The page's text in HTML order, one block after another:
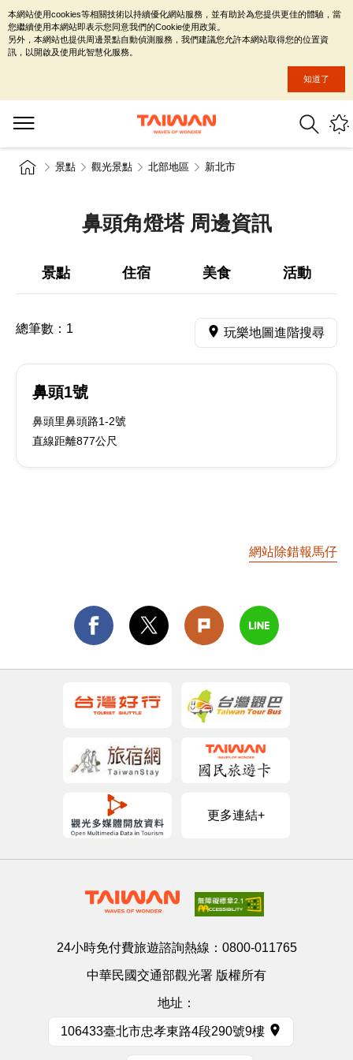
景點 觀光景點 北部地區 新北市
鼻頭角燈塔 周邊資訊
景點 住宿 美食 活動
總筆數： 1 玩樂地圖進階搜尋
鼻頭1號
鼻頭里鼻頭路1-2號
直線距離877公尺
網站除錯報馬仔
更多連結+
24小時免付費旅遊諮詢熱線： 0800-011765
中華民國交通部觀光署 版權所有
地址：
106433臺北市忠孝東路4段290號9樓
本網站使用cookies等相關技術以持續優化網站服務，並有助於為您提供更佳的體驗，當
您繼續使用本網站即表示您同意我們的Cookie使用政策。
另外，本網站也提供周邊景點自動偵測服務，我們建議您允許本網站取得您的位置資
訊，以開啟及使用此智慧化服務。
知道了